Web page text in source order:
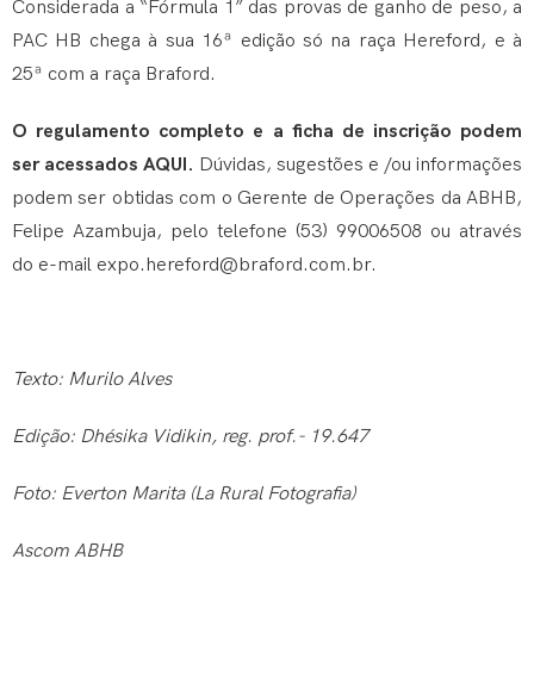
Considerada a “Fórmula 1” das provas de ganho de peso, a
PAC HB chega à sua 16ª edição só na raça Hereford, e à
25ª com a raça Braford.
O regulamento completo e a ficha de inscrição podem
ser acessados AQUI. Dúvidas, sugestões e /ou informações
podem ser obtidas com o Gerente de Operações da ABHB,
Felipe Azambuja, pelo telefone (53) 99006508 ou através
do e-mail expo.hereford@braford.com.br.
Texto: Murilo Alves
Edição: Dhésika Vidikin, reg. prof.- 19.647
Foto: Everton Marita (La Rural Fotografia)
Ascom ABHB